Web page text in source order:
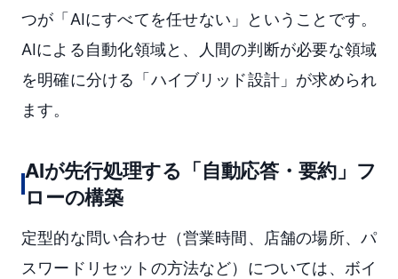
つが「AIにすべてを任せない」ということです。
AIによる自動化領域と、人間の判断が必要な領域
を明確に分ける「ハイブリッド設計」が求められ
ます。
AIが先行処理する「自動応答・要約」フ
ローの構築
定型的な問い合わせ（営業時間、店舗の場所、パ
スワードリセットの方法など）については、ボイ